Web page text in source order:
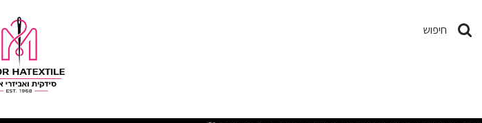
פרנז כחול-זהב עם חרוזים פנינתיים – 10 ס״מ דגפ9247
חיפוש